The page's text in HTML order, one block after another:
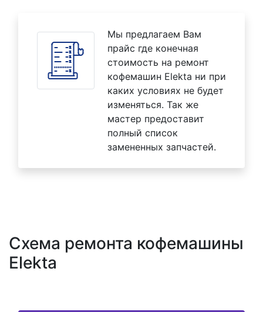
Мы предлагаем Вам
прайс где конечная
стоимость на ремонт
кофемашин Elekta ни при
каких условиях не будет
изменяться. Так же
мастер предоставит
полный список
замененных запчастей.
Схема ремонта кофемашины
Elekta